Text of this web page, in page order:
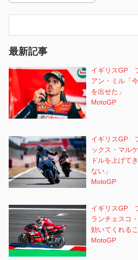
ー
ン
最新記事
イギリスGP
アン・ミル「
を出せた」
MotoGP
イギリスGP
ックス・マル
ドルを上げて
ない」
MotoGP
イギリスGP
ランチェスコ
効いてくれる
MotoGP